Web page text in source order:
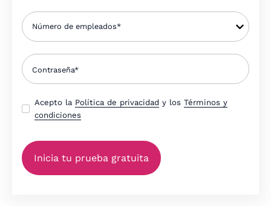
Acepto la Política de privacidad y los Términos y
condiciones